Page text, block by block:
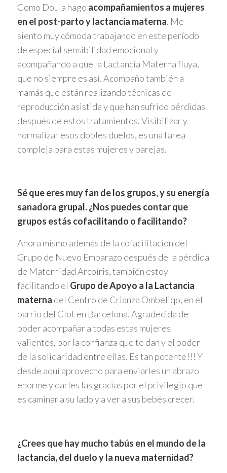
Como Doula hago acompañamientos a mujeres
en el post-parto y lactancia materna. Me
siento muy cómoda trabajando en este período
de especial sensibilidad emocional y
acompañando a que la Lactancia Materna fluya,
que no siempre es así. Acompaño también a
mamás que están realizando técnicas de
reproducción asistida y que han sufrido pérdidas
después de estos tratamientos. Visibilizar y
normalizar esos dobles duelos, es una tarea
compleja para estas mujeres y parejas.
Sé que eres muy fan de los grupos, y su energía
sanadora grupal. ¿Nos puedes contar que
grupos estás cofacilitando o facilitando?
Ahora mismo además de la cofacilitacion del
Grupo de Nuevo Embarazo después de la pérdida
de Maternidad Arcoíris, también estoy
facilitando el Grupo de Apoyo a la Lactancia
materna del Centro de Crianza Ombeliqo, en el
barrio del Clot en Barcelona. Agradecida de
poder acompañar a todas estas mujeres
valientes, por la confianza que te dan y el poder
de la solidaridad entre ellas. Es tan potente!!! Y
desde aquí aprovecho para enviarles un abrazo
enorme y darles las gracias por el privilegio que
es caminar a su lado y a ver a sus bebés crecer.
¿Crees que hay mucho tabús en el mundo de la
lactancia, del duelo y la nueva maternidad?